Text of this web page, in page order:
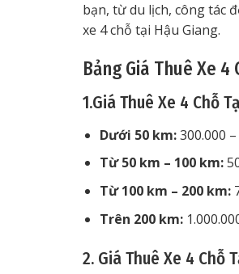
bạn, từ du lịch, công tác
xe 4 chỗ tại Hậu Giang.
Bảng Giá Thuê Xe 4
1.Giá Thuê Xe 4 Chỗ
Dưới 50 km:300.000
Từ 50 km – 100 km:
Từ 100 km – 200 km:
Trên 200 km:
2. Giá Thuê Xe 4 Chỗ